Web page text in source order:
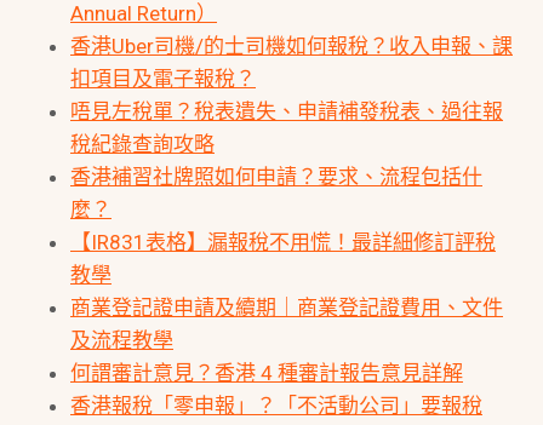
Annual Return）
香港Uber司機/的士司機如何報稅？收入申報、課
扣項目及電子報稅？
唔見左稅單？稅表遺失、申請補發稅表、過往報
稅紀錄查詢攻略
香港補習社牌照如何申請？要求、流程包括什
麼？
【IR831表格】漏報稅不用慌！最詳細修訂評稅
教學
商業登記證申請及續期｜商業登記證費用、文件
及流程教學
何謂審計意見？香港 4 種審計報告意見詳解
香港報稅「零申報」？「不活動公司」要報稅